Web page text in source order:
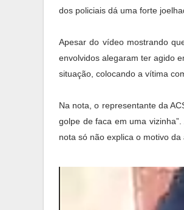
dos policiais dá uma forte
Apesar do vídeo mostrando
envolvidos alegaram ter agido
situação, colocando a vítima
Na nota, o representante da
golpe de faca em uma
nota só não explica o motivo